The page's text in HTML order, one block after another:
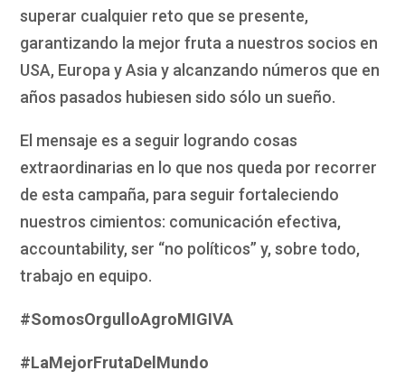
superar cualquier reto que se presente,
garantizando la mejor fruta a nuestros socios en
USA, Europa y Asia y alcanzando números que en
años pasados hubiesen sido sólo un sueño.
El mensaje es a seguir logrando cosas
extraordinarias en lo que nos queda por recorrer
de esta campaña, para seguir fortaleciendo
nuestros cimientos: comunicación efectiva,
accountability, ser “no políticos” y, sobre todo,
trabajo en equipo.
#SomosOrgulloAgroMIGIVA
#LaMejorFrutaDelMundo